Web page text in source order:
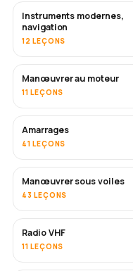
Instruments modernes,
navigation
12 LEÇONS
Manœuvrer au moteur
11 LEÇONS
Amarrages
41 LEÇONS
Manœuvrer sous voiles
43 LEÇONS
Radio VHF
11 LEÇONS